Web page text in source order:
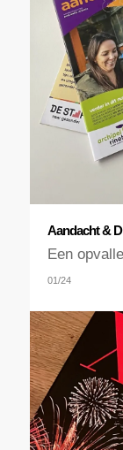
Aandacht &
Een
01/24